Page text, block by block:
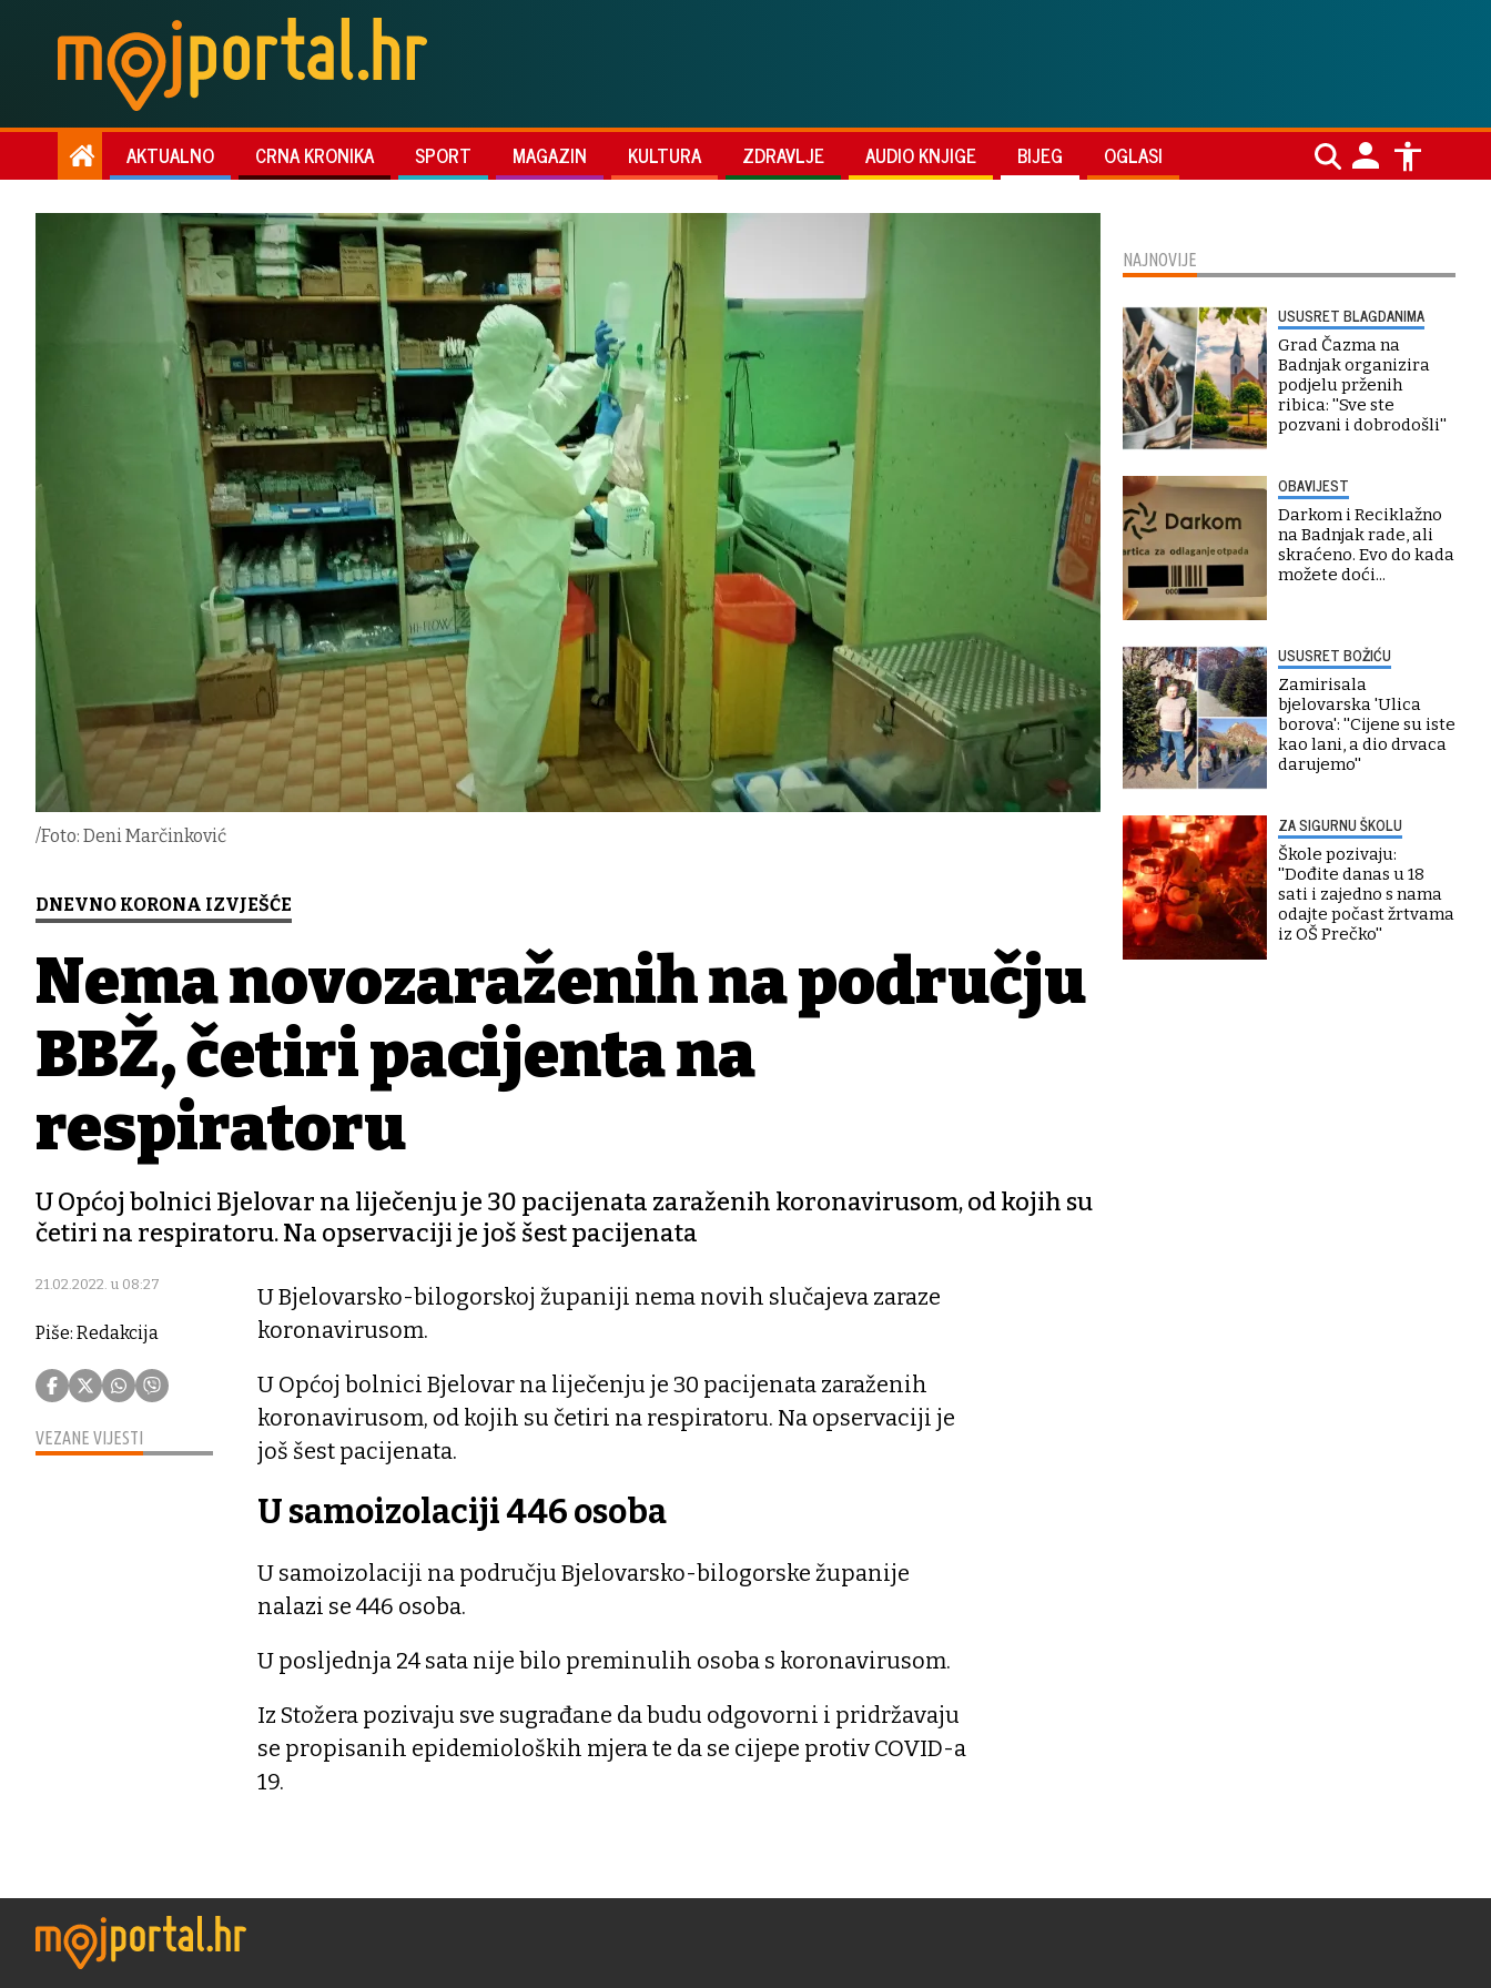
AKTUALNO CRNA KRONIKA SPORT MAGAZIN KULTURA ZDRAVLJE AUDIO KNJIGE BIJEG OGLASI
/Foto: Deni Marčinković
DNEVNO KORONA IZVJEŠĆE
Nema novozaraženih na području
BBŽ, četiri pacijenta na
respiratoru
U Općoj bolnici Bjelovar na liječenju je 30 pacijenata zaraženih koronavirusom, od kojih su
četiri na respiratoru. Na opservaciji je još šest pacijenata
21.02.2022. u 08:27
Piše: Redakcija
VEZANE VIJESTI
U Bjelovarsko-bilogorskoj županiji nema novih slučajeva zaraze
koronavirusom.
U Općoj bolnici Bjelovar na liječenju je 30 pacijenata zaraženih
koronavirusom, od kojih su četiri na respiratoru. Na opservaciji je
još šest pacijenata.
U samoizolaciji 446 osoba
U samoizolaciji na području Bjelovarsko-bilogorske županije
nalazi se 446 osoba.
U posljednja 24 sata nije bilo preminulih osoba s koronavirusom.
Iz Stožera pozivaju sve sugrađane da budu odgovorni i pridržavaju
se propisanih epidemioloških mjera te da se cijepe protiv COVID-a
19.
NAJNOVIJE
USUSRET BLAGDANIMA
Grad Čazma na
Badnjak organizira
podjelu prženih
ribica: ''Sve ste
pozvani i dobrodošli''
OBAVIJEST
Darkom i Reciklažno
na Badnjak rade, ali
skraćeno. Evo do kada
možete doći...
USUSRET BOŽIĆU
Zamirisala
bjelovarska 'Ulica
borova': ''Cijene su iste
kao lani, a dio drvaca
darujemo''
ZA SIGURNU ŠKOLU
Škole pozivaju:
''Dođite danas u 18
sati i zajedno s nama
odajte počast žrtvama
iz OŠ Prečko''